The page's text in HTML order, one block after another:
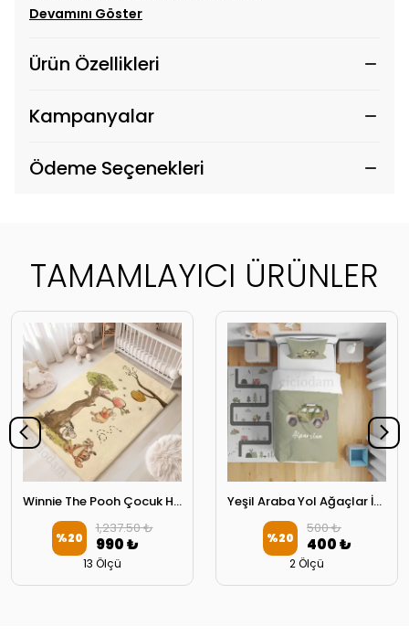
Devamını Göster
Ürün Özellikleri
Kampanyalar
Ödeme Seçenekleri
TAMAMLAYICI ÜRÜNLER
Winnie The Pooh Çocuk Halısı 4273
%20
1,237.50 ₺
990 ₺
13 Ölçü
Yeşil Araba Yol Ağaçlar İsimli Yatak Örtüsü
%20
500 ₺
400 ₺
2 Ölçü